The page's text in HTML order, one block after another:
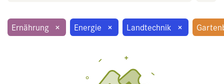
Ernährung × Energie × Landtechnik ×